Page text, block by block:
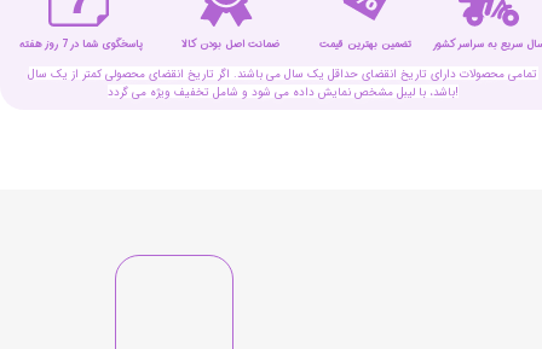
تمامی محصولات دارای تاریخ انقضای حداقل یک سال می باشند. اگر تاریخ انقضای محصولی کمتر از یک سال
باشد، با لیبل مشخص نمایش داده می شود و شامل تخفیف ویژه می گردد!
ضمانت اصل بودن کالا تضمین بهترین قیمت پاسخگوی شما در 7 روز هفته سریع به سراسر کشور